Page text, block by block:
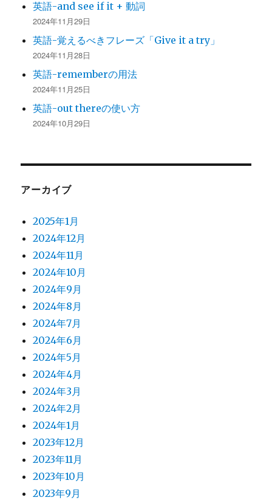
英語-and see if it + 動詞
2024年11月29日
英語-覚えるべきフレーズ「Give it a try」
2024年11月28日
英語-rememberの用法
2024年11月25日
英語-out thereの使い方
2024年10月29日
アーカイブ
2025年1月
2024年12月
2024年11月
2024年10月
2024年9月
2024年8月
2024年7月
2024年6月
2024年5月
2024年4月
2024年3月
2024年2月
2024年1月
2023年12月
2023年11月
2023年10月
2023年9月